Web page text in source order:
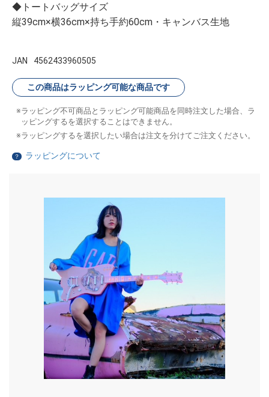
◆トートバッグサイズ
縦39cm×横36cm×持ち手約60cm・キャンバス生地
JAN 4562433960505
この商品はラッピング可能な商品です
ラッピング不可商品とラッピング可能商品を同時注文した場合、ラ
ッピングするを選択することはできません。
ラッピングするを選択したい場合は注文を分けてご注文ください。
？ ラッピングについて